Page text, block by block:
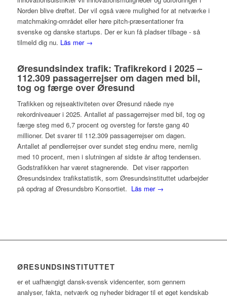
Norden blive drøftet. Der vil også være mulighed for at netværke i
matchmaking-området eller høre pitch-præsentationer fra
svenske og danske startups. Der er kun få pladser tilbage - så
tilmeld dig nu. Läs mer →
Øresundsindex trafik: Trafikrekord i 2025 –
112.309 passagerrejser om dagen med bil,
tog og færge over Øresund
Trafikken og rejseaktiviteten over Øresund nåede nye
rekordniveauer i 2025. Antallet af passagerrejser med bil, tog og
færge steg med 6,7 procent og oversteg for første gang 40
millioner. Det svarer til 112.309 passagerrejser om dagen.
Antallet af pendlerrejser over sundet steg endnu mere, nemlig
med 10 procent, men i slutningen af sidste år aftog tendensen.
Godstrafikken har været stagnerende. Det viser rapporten
Øresundsindex trafikstatistik, som Øresundsinstituttet udarbejder
på opdrag af Øresundsbro Konsortiet. Läs mer →
ØRESUNDSINSTITUTTET
er et uafhængigt dansk-svensk videncenter, som gennem
analyser, fakta, netværk og nyheder bidrager til et øget kendskab